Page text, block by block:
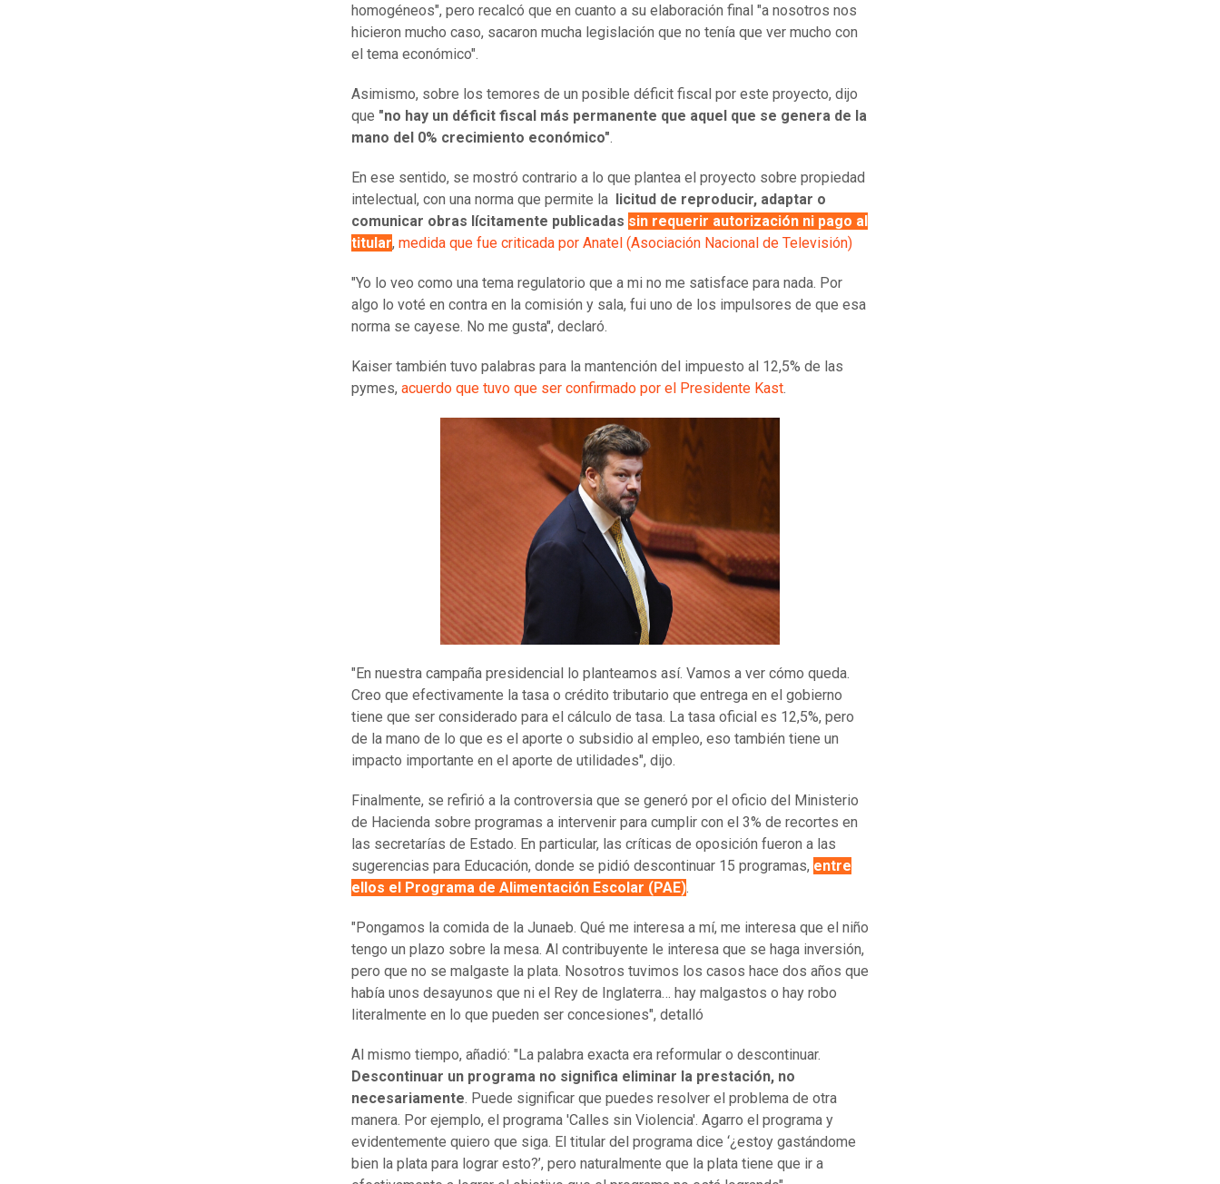
homogéneos", pero recalcó que en cuanto a su elaboración final "a nosotros nos
hicieron mucho caso, sacaron mucha legislación que no tenía que ver mucho con
el tema económico".
Asimismo, sobre los temores de un posible déficit fiscal por este proyecto, dijo
que "no hay un déficit fiscal más permanente que aquel que se genera de la
mano del 0% crecimiento económico".
En ese sentido, se mostró contrario a lo que plantea el proyecto sobre propiedad
intelectual, con una norma que permite la licitud de reproducir, adaptar o
comunicar obras lícitamente publicadas sin requerir autorización ni pago al
titular, medida que fue criticada por Anatel (Asociación Nacional de Televisión)
"Yo lo veo como una tema regulatorio que a mi no me satisface para nada. Por
algo lo voté en contra en la comisión y sala, fui uno de los impulsores de que esa
norma se cayese. No me gusta", declaró.
Kaiser también tuvo palabras para la mantención del impuesto al 12,5% de las
pymes, acuerdo que tuvo que ser confirmado por el Presidente Kast.
"En nuestra campaña presidencial lo planteamos así. Vamos a ver cómo queda.
Creo que efectivamente la tasa o crédito tributario que entrega en el gobierno
tiene que ser considerado para el cálculo de tasa. La tasa oficial es 12,5%, pero
de la mano de lo que es el aporte o subsidio al empleo, eso también tiene un
impacto importante en el aporte de utilidades", dijo.
Finalmente, se refirió a la controversia que se generó por el oficio del Ministerio
de Hacienda sobre programas a intervenir para cumplir con el 3% de recortes en
las secretarías de Estado. En particular, las críticas de oposición fueron a las
sugerencias para Educación, donde se pidió descontinuar 15 programas, entre
ellos el Programa de Alimentación Escolar (PAE).
"Pongamos la comida de la Junaeb. Qué me interesa a mí, me interesa que el niño
tengo un plazo sobre la mesa. Al contribuyente le interesa que se haga inversión,
pero que no se malgaste la plata. Nosotros tuvimos los casos hace dos años que
había unos desayunos que ni el Rey de Inglaterra… hay malgastos o hay robo
literalmente en lo que pueden ser concesiones", detalló
Al mismo tiempo, añadió: "La palabra exacta era reformular o descontinuar.
Descontinuar un programa no significa eliminar la prestación, no
necesariamente. Puede significar que puedes resolver el problema de otra
manera. Por ejemplo, el programa 'Calles sin Violencia'. Agarro el programa y
evidentemente quiero que siga. El titular del programa dice ‘¿estoy gastándome
bien la plata para lograr esto?’, pero naturalmente que la plata tiene que ir a